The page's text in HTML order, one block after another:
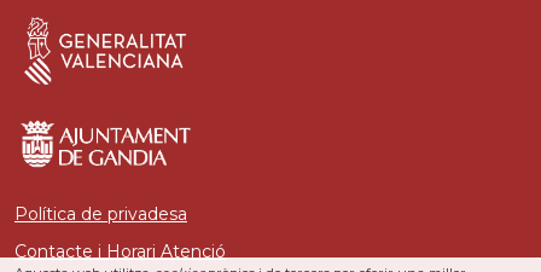
Política de privadesa
Contacte i Horari Atenció